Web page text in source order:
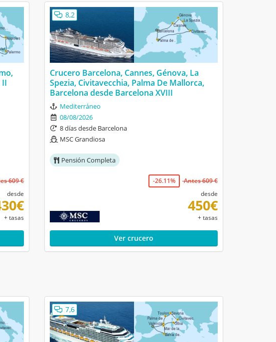
609 €
desde
+ tasas
8,2
Crucero Barcelona, Cannes, Génova, La
Spezia, Civitavecchia, Palma De Mallorca,
Barcelona desde Barcelona XVIII
Mediterráneo
08/08/2026
8 días desde Barcelona
MSC Grandiosa
Pensión Completa
-26.11%
Antes 609 €
desde
450€
+ tasas
Ver crucero
7,6